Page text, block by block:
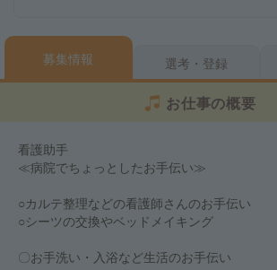
募集情報 選考・登録
お仕事の概要
看護助手
≪病院でちょっとしたお手伝い≫
○カルテ整理などの看護師さんのお手伝い
○シーツの交換やベッドメイキング
〇お手洗い・入浴など生活のお手伝い